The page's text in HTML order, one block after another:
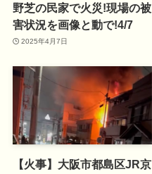
野芝の民家で火災!現場の被
害状況を画像と動で!4/7
2025年4月7日
【火事】大阪市都島区JR京